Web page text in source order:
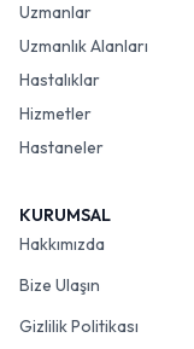
Uzmanlar
Uzmanlık Alanları
Hastalıklar
Hizmetler
Hastaneler
KURUMSAL
Hakkımızda
Bize Ulaşın
Gizlilik Politikası